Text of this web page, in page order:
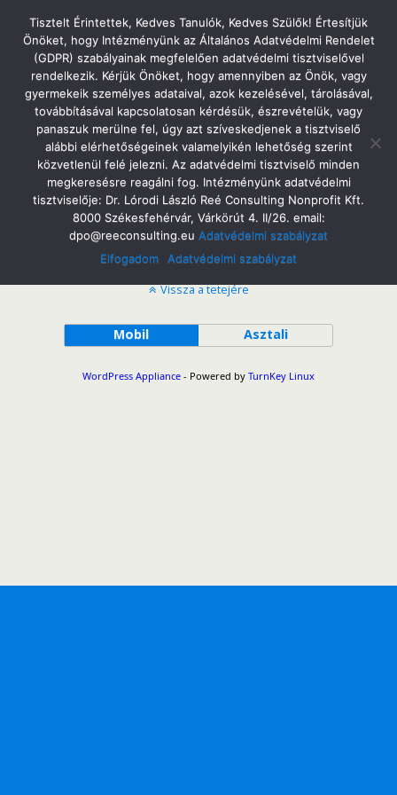
Tatabányai Árpád Gimnázium
Fenntarthatóság
Arpad-Gimnazium-Okoiskola-munkaterv Letöltés
Vissza a tetejére
Mobil Asztali
Tisztelt Érintettek, Kedves Tanulók, Kedves Szülők! Értesítjük
Önöket, hogy Intézményünk az Általános Adatvédelmi Rendelet
(GDPR) szabályainak megfelelően adatvédelmi tisztviselővel
rendelkezik. Kérjük Önöket, hogy amennyiben az Önök, vagy
gyermekeik személyes adataival, azok kezelésével, tárolásával,
továbbításával kapcsolatosan kérdésük, észrevételük, vagy
panaszuk merülne fel, úgy azt szíveskedjenek a tisztviselő
alábbi elérhetőségeinek valamelyikén lehetőség szerint
közvetlenül felé jelezni. Az adatvédelmi tisztviselő minden
megkeresésre reagálni fog. Intézményünk adatvédelmi
tisztviselője: Dr. Lórodi László Reé Consulting Nonprofit Kft.
8000 Székesfehérvár, Várkörút 4. II/26. email:
dpo@reeconsulting.eu Adatvédelmi szabályzat
Elfogadom
Adatvédelmi szabályzat
WordPress Appliance - Powered by TurnKey Linux